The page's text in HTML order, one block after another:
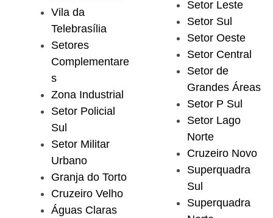
Vila da
Telebrasília
Setores
Complementare
s
Zona Industrial
Setor Policial
Sul
Setor Militar
Urbano
Granja do Torto
Cruzeiro Velho
Águas Claras
Setor Leste
Setor Sul
Setor Oeste
Setor Central
Setor de
Grandes Áreas
Setor P Sul
Setor Lago
Norte
Cruzeiro Novo
Superquadra
Sul
Superquadra